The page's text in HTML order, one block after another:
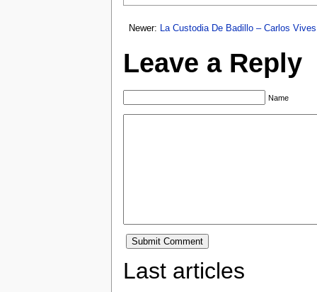
Newer: La Custodia De Badillo – Carlos Vives
Leave a Reply
Name
Last articles